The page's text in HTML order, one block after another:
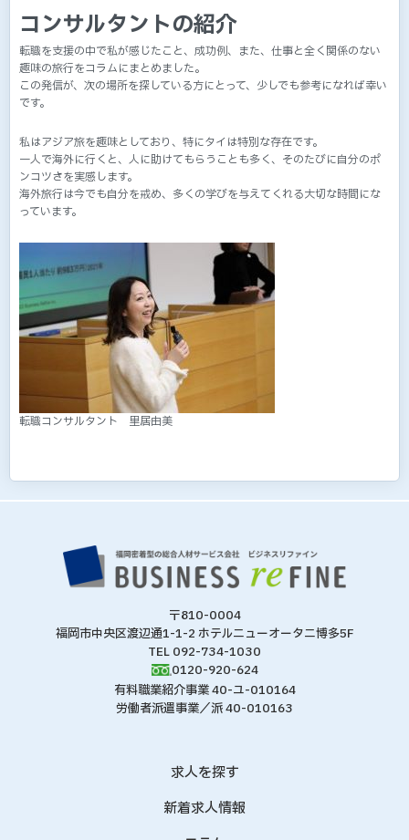
コンサルタントの紹介
転職を支援の中で私が感じたこと、成功例、また、仕事と全く関係のない
趣味の旅行をコラムにまとめました。
この発信が、次の場所を探している方にとって、少しでも参考になれば幸い
です。
私はアジア旅を趣味としており、特にタイは特別な存在です。
一人で海外に行くと、人に助けてもらうことも多く、そのたびに自分のポ
ンコツさを実感します。
海外旅行は今でも自分を戒め、多くの学びを与えてくれる大切な時間にな
っています。
転職コンサルタント 里居由美
〒810-0004
福岡市中央区渡辺通1-1-2 ホテルニューオータニ博多5F
TEL 092-734-1030
0120-920-624
有料職業紹介事業 40-ユ-010164
労働者派遣事業／派 40-010163
求人を探す
新着求人情報